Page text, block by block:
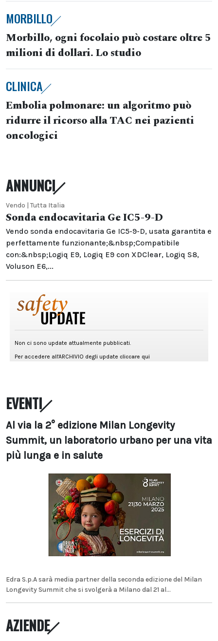
MORBILLO
Morbillo, ogni focolaio può costare oltre 5
milioni di dollari. Lo studio
CLINICA
Embolia polmonare: un algoritmo può
ridurre il ricorso alla TAC nei pazienti
oncologici
ANNUNCI
Vendo | Tutta Italia
Sonda endocavitaria Ge IC5-9-D
Vendo sonda endocavitaria Ge IC5-9-D, usata garantita e
perfettamente funzionante;&nbsp;Compatibile
con:&nbsp;Logiq E9, Logiq E9 con XDClear, Logiq S8,
Voluson E6,...
EVENTI
Al via la 2° edizione Milan Longevity
Summit, un laboratorio urbano per una vita
più lunga e in salute
Edra S.p.A sarà media partner della seconda edizione del Milan
Longevity Summit che si svolgerà a Milano dal 21 al...
AZIENDE